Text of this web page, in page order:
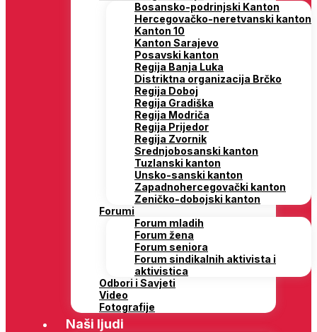
Bosansko-podrinjski Kanton
Hercegovačko-neretvanski kanton
Kanton 10
Kanton Sarajevo
Posavski kanton
Regija Banja Luka
Distriktna organizacija Brčko
Regija Doboj
Regija Gradiška
Regija Modriča
Regija Prijedor
Regija Zvornik
Srednjobosanski kanton
Tuzlanski kanton
Unsko-sanski kanton
Zapadnohercegovački kanton
Zeničko-dobojski kanton
Forumi
Forum mladih
Forum žena
Forum seniora
Forum sindikalnih aktivista i
aktivistica
Odbori i Savjeti
Video
Fotografije
Naši ljudi